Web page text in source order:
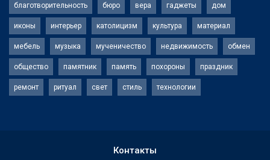
благотворительность бюро вера гаджеты дом
иконы интерьер католицизм культура материал
мебель музыка мученичество недвижимость обмен
общество памятник память похороны праздник
ремонт ритуал свет стиль технологии
Контакты